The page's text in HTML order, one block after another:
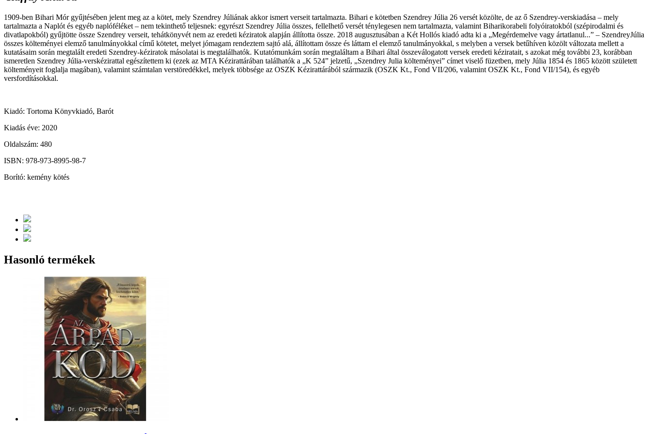
1909-ben Bihari Mór gyűjtésében jelent meg az a kötet, mely Szendrey Júliának akkor ismert verseit tartalmazta. Bihari e kötetben Szendrey Júlia 26 versét közölte, de az ő Szendrey-verskiadása – mely
tartalmazta a Naplót és egyéb naplóféléket – nem tekinthető teljesnek: egyrészt Szendrey Júlia összes, fellelhető versét ténylegesen nem tartalmazta, valamint Biharikorabeli folyóiratokból (szépirodalmi és
divatlapokból) gyűjtötte össze Szendrey verseit, tehátkönyvét nem az eredeti kéziratok alapján állította össze. 2018 augusztusában a Két Hollós kiadó adta ki a „Megérdemelve vagy ártatlanul...” – SzendreyJúlia
összes költeményei elemző tanulmányokkal című kötetet, melyet jómagam rendeztem sajtó alá, állítottam össze és láttam el elemző tanulmányokkal, s melyben a versek betűhíven közölt változata mellett a
kutatásaim során megtalált eredeti Szendrey-kéziratok másolatai is megtalálhatók. Kutatómunkám során megtaláltam a Bihari által összeválogatott versek eredeti kéziratait, s azokat még további 23, korábban
ismeretlen Szendrey Júlia-verskézirattal egészítettem ki (ezek az MTA Kézirattárában találhatók a „K 524” jelzetű, „Szendrey Julia költeményei” címet viselő füzetben, mely Júlia 1854 és 1865 között született
költeményeit foglalja magában), valamint számtalan verstöredékkel, melyek többsége az OSZK Kézirattárából származik (OSZK Kt., Fond VII/206, valamint OSZK Kt., Fond VII/154), és egyéb
versfordításokkal.
Kiadó: Tortoma Könyvkiadó, Barót
Kiadás éve: 2020
Oldalszám: 480
ISBN: 978-973-8995-98-7
Borító: kemény kötés
Hasonló termékek